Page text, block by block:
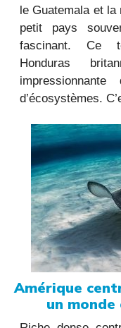
le Guatemala et
petit pays
fascinant. Ce
Honduras
d’écosystèmes.
Amérique
un